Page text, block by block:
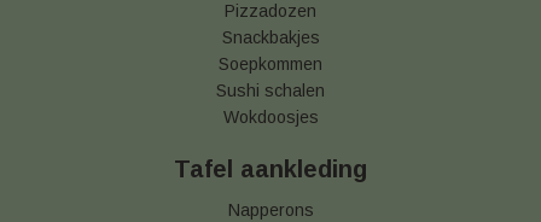
Pizzadozen
Snackbakjes
Soepkommen
Sushi schalen
Wokdoosjes
Tafel aankleding
Napperons